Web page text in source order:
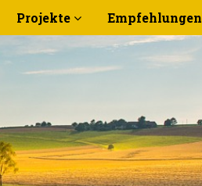
Projekte Empfehlungen